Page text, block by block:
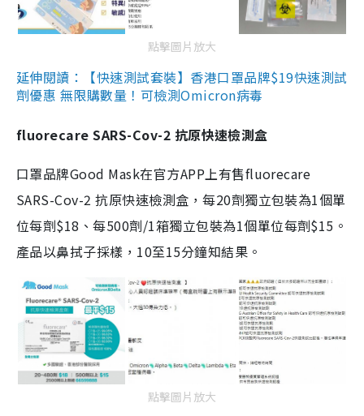
點擊圖片放大
延伸閱讀：【快速測試套裝】香港口罩品牌$19快速測試
劑優惠 無限購數量！可檢測Omicron病毒
fluorecare SARS-Cov-2 抗原快速檢測盒
口罩品牌Good Mask在官方APP上有售fluorecare
SARS-Cov-2 抗原快速檢測盒，每20劑獨立包裝為1個單
位每劑$18、每500劑/1箱獨立包裝為1個單位每劑$15。
產品以鼻拭子採樣，10至15分鐘知結果。
點擊圖片放大